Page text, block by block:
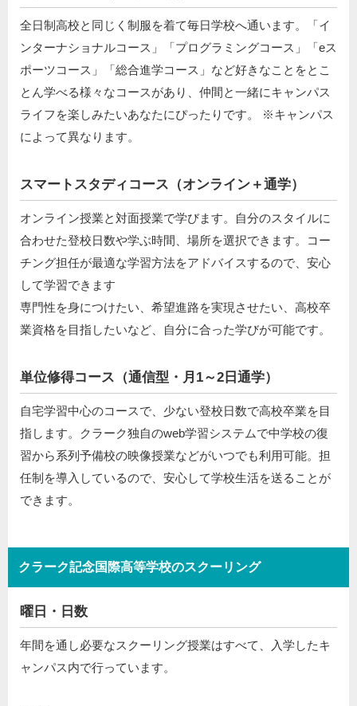
全日制高校と同じく制服を着て毎日学校へ通います。「イ
ンターナショナルコース」「プログラミングコース」「eス
ポーツコース」「総合進学コース」など好きなことをとこ
とん学べる様々なコースがあり、仲間と一緒にキャンパス
ライフを楽しみたいあなたにぴったりです。 ※キャンパス
によって異なります。
スマートスタディコース（オンライン＋通学）
オンライン授業と対面授業で学びます。自分のスタイルに
合わせた登校日数や学ぶ時間、場所を選択できます。コー
チング担任が最適な学習方法をアドバイスするので、安心
して学習できます
専門性を身につけたい、希望進路を実現させたい、高校卒
業資格を目指したいなど、自分に合った学びが可能です。
単位修得コース（通信型・月1～2日通学）
自宅学習中心のコースで、少ない登校日数で高校卒業を目
指します。クラーク独自のweb学習システムで中学校の復
習から系列予備校の映像授業などがいつでも利用可能。担
任制を導入しているので、安心して学校生活を送ることが
できます。
クラーク記念国際高等学校のスクーリング
曜日・日数
年間を通し必要なスクーリング授業はすべて、入学したキ
ャンパス内で行っています。